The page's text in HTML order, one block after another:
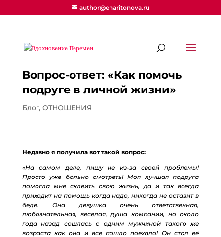
author@eharitonova.ru
Вопрос-ответ: «Как помочь
подруге в личной жизни»
Блог, ОТНОШЕНИЯ
Недавно я получила вот такой вопрос:
«На самом деле, пишу не из-за своей проблемы!
Просто уже больно смотреть! Моя лучшая подруга
помогла мне склеить свою жизнь, да и так всегда
приходит на помощь когда надо, никогда не оставит в
беде. Она девушка очень ответственная,
любознательная, веселая, душа компании, но около
года назад сошлась с одним мужчиной такого же
возраста как она и все пошло поехало! Он стал её